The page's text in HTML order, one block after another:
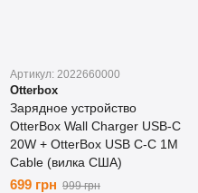
Артикул: 2022660000
Otterbox
Зарядное устройство
OtterBox Wall Charger USB-C
20W + OtterBox USB C-C 1M
Cable (вилка США)
699 грн 999 грн